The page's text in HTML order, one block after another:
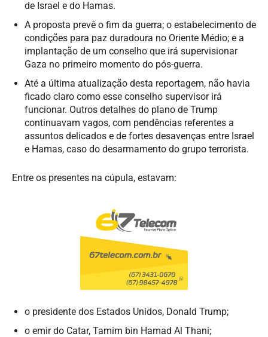
de Israel e do Hamas.
A proposta prevê o fim da guerra; o estabelecimento de
condições para paz duradoura no Oriente Médio; e a
implantação de um conselho que irá supervisionar
Gaza no primeiro momento do pós-guerra.
Até a última atualização desta reportagem, não havia
ficado claro como esse conselho supervisor irá
funcionar. Outros detalhes do plano de Trump
continuavam vagos, com pendências referentes a
assuntos delicados e de fortes desavenças entre Israel
e Hamas, caso do desarmamento do grupo terrorista.
Entre os presentes na cúpula, estavam:
o presidente dos Estados Unidos, Donald Trump;
o emir do Catar, Tamim bin Hamad Al Thani;